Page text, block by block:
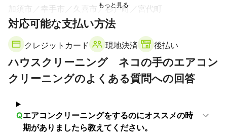
加須市 幸手市 久喜市 杉戸町 宮代町
【栃木県】
小山市 栃木市 壬生町
真岡市
佐野市 益子町 足利市 宇都宮市
鹿沼市
市貝町 茂木町 高根沢町 さくら市
矢板市
那珂川町
塩谷町 那須烏山市 日光市
大田原市
【茨城県
結城市 古河市 八千代町 筑西市 下妻市
境町
対応可能な支払い方法
クレジットカード 現地決済 後払い
ハウスクリーニング ネコの手のエアコン
クリーニングのよくある質問への回答
Qエアコンクリーニングをするのにオススメの時
期がありましたら教えてください。